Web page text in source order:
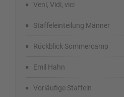
Veni, Vidi, vici
Staffeleinteilung Männer
Rückblick Sommercamp
Emil Hahn
Vorläufige Staffeln